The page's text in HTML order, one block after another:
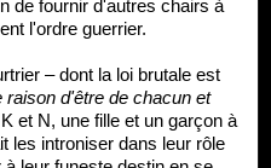
de fournir d'autres chairs à
l'ordre guerrier.
– dont la loi brutale est
raison d'être de chacun et
et N, une fille et un garçon à
les introniser dans leur rôle